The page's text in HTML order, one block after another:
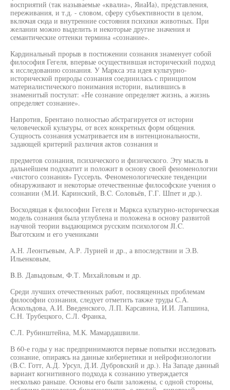
восприятий (так называемые «квалиа», ЯиаИа), представления,
переживания, и т.д. - словом, сферу субъективности в целом,
включая сюда и внутренние состояния психики животных. При
желании можно выделить и некоторые другие значения и
семантические оттенки термина «сознание».
Кардинальный прорыв в постижении сознания знаменует собой
философия Гегеля, впервые осуществившая исторический подход
к исследованию сознания. У Маркса эта идея культурно-
исторической природы сознания соединилась с принципом
материалистического понимания истории, вылившись в
знаменитый постулат: «Не сознание определяет жизнь, а жизнь
определяет сознание».
Напротив, Брентано полностью абстрагируется от истории
человеческой культуры, от всех конкретных форм общения.
Сущность сознания усматривается им в интенциональности,
задающей критерий различия актов сознания и
предметов сознания, психического и физического. Эту мысль в
дальнейшем подхватит и положит в основу своей феноменологии
«чистого сознания» Гуссерль. Феноменологические тенденции
обнаруживают и некоторые отечественные философские учения о
сознании (М.И. Каринский, B.C. Соловьёв, Г.Г. Шпет и др.).
Восходящая к философии Гегеля и Маркса культурно-историческая
модель сознания была углублена и положена в основу развитой
научной теории выдающимся русским психологом JI.C.
Выготским и его учениками
A.Н. Леонтьевым, А.Р. Лурией и др., а впоследствии и Э.В.
Ильенковым,
B.В. Давыдовым, Ф.Т. Михайловым и др.
Среди лучших отечественных работ, посвященных проблемам
философии сознания, следует отметить также труды С.А.
Аскольдова, А.И. Введенского, Л.П. Карсавина, И.И. Лапшина,
С.Н. Трубецкого, С.Л. Франка,
C.Л. Рубинштейна, М.К. Мамардашвили.
В 60-е годы у нас предпринимаются первые попытки исследовать
сознание, опираясь на данные кибернетики и нейрофизиологии
(B.C. Готт, А.Д. Урсул, Д.И. Дубровский и др.). На Западе данный
вариант когнитивного подхода к сознанию утверждается
несколько раньше. Основы его были заложены, с одной стороны,